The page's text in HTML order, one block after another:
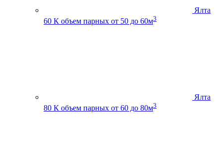
Ялта
60 К объем парных от 50 до 60м3
Ялта
80 К объем парных от 60 до 80м3